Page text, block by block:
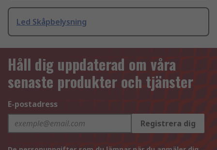
Led Skåpbelysning
Håll dig uppdaterad om våra
senaste produkter och tjänster
E-postadress
Registrera dig